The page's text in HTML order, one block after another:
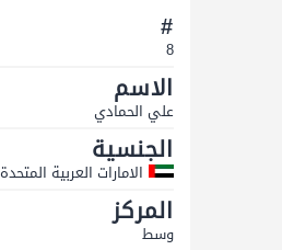
#
8
الاسم
علي الحمادي
الجنسية
الامارات العربية المتحدة
المركز
وسط